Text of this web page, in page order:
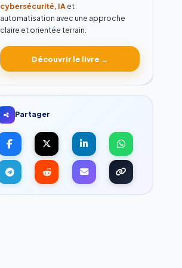
cybersécurité, IAet
automatisation avec une approche
claire et orientée terrain.
Découvrir le livre →
Partager